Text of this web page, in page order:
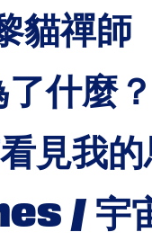
禪師
什麼？
我的
宇宙